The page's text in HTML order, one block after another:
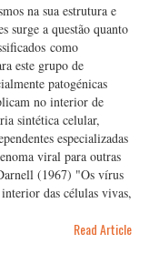
na sua estrutura e
surge a questão quanto
como
este grupo de
patogénicas
no interior de
sintética celular,
especializadas
viral para outras
(1967) "Os vírus
das células vivas,
Read Article